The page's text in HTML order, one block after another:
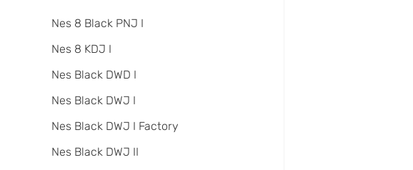
Nes 8 Black PNJ I
Nes 8 KDJ I
Nes Black DWD I
Nes Black DWJ I
Nes Black DWJ I Factory
Nes Black DWJ II